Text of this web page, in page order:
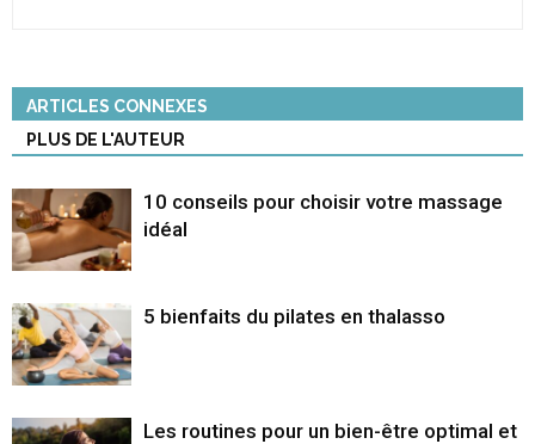
ARTICLES CONNEXES
PLUS DE L'AUTEUR
10 conseils pour choisir votre massage
idéal
5 bienfaits du pilates en thalasso
Les routines pour un bien-être optimal et